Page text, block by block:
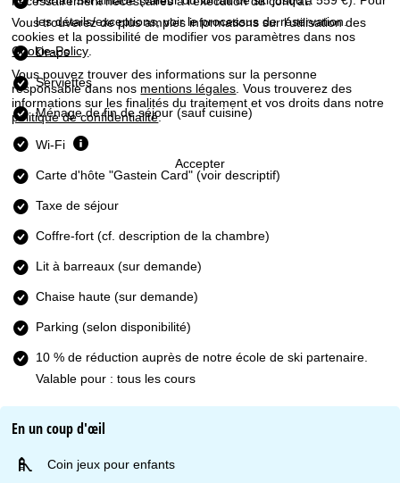
Vous trouverez de plus amples informations sur l'utilisation des
cookies et la possibilité de modifier vos paramètres dans nos
Cookie-Policy.
Vous pouvez trouver des informations sur la personne
responsable dans nos mentions légales. Vous trouverez des
informations sur les finalités du traitement et vos droits dans notre
politique de confidentialité.
Accepter
e
i
l
les détails/exceptions, voir le processus de réservation.
Draps
Serviettes
Ménage de fin de séjour (sauf cuisine)
Wi-Fi
Carte d'hôte "Gastein Card" (voir descriptif)
Taxe de séjour
Coffre-fort (cf. description de la chambre)
Lit à barreaux (sur demande)
Chaise haute (sur demande)
Parking (selon disponibilité)
10 % de réduction auprès de notre école de ski partenaire.
Valable pour : tous les cours
En un coup d'œil
Coin jeux pour enfants